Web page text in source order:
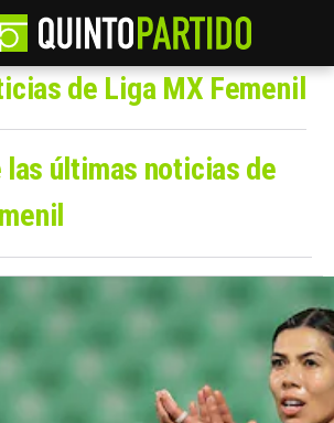
de Liga MX Femenil
las últimas noticias de